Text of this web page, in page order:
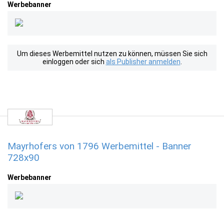
Werbebanner
Um dieses Werbemittel nutzen zu können, müssen Sie sich
einloggen oder sich als Publisher anmelden
Mayrhofers von 1796 Werbemittel - Banner
728x90
Werbebanner